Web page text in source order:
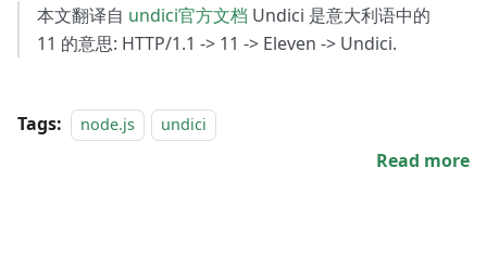
本文翻译自 undici官方文档 Undici 是意大利语中的
11 的意思: HTTP/1.1 -> 11 -> Eleven -> Undici.
Tags: node.js undici
Read more